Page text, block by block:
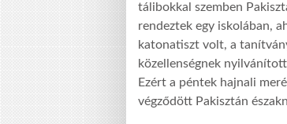
tálibokkal szemben
rendeztek egy iskolában,
katonatiszt volt, a
közellenségnek
Ezért a péntek hajnali
végződött Pakisztán